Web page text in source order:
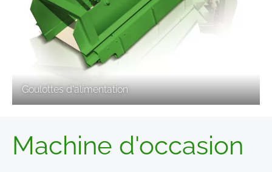
Goulottes d'alimentation
Machine d'occasion